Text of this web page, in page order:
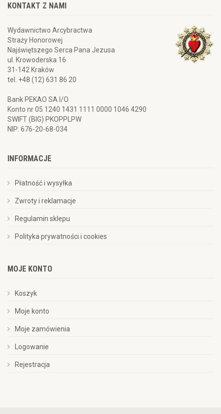
KONTAKT Z NAMI
Wydawnictwo Arcybractwa
Straży Honorowej
Najświętszego Serca Pana Jezusa
ul. Krowoderska 16
31-142 Kraków
tel. +48 (12) 631 86 20
Bank PEKAO SA I/O
Konto nr 05 1240 1431 1111 0000 1046 4290
SWIFT (BIG) PKOPPLPW
NIP: 676-20-68-034
INFORMACJE
Płatność i wysyłka
Zwroty i reklamacje
Regulamin sklepu
Polityka prywatności i cookies
MOJE KONTO
Koszyk
Moje konto
Moje zamówienia
Logowanie
Rejestracja